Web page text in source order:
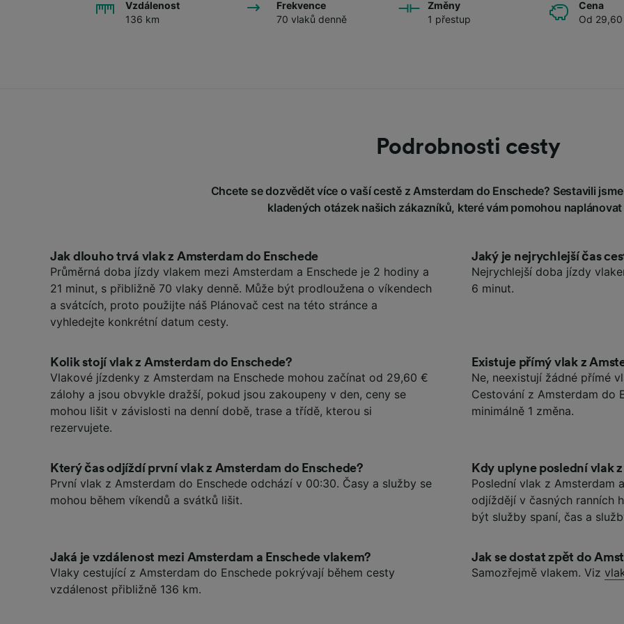
Vzdálenost
136 km
Frekvence
70 vlaků denně
Změny
1 přestup
Cena
Od
Podrobnosti cesty
Chcete se dozvědět více o vaší cestě z Amsterdam do Enschede? Sestavili
kladených otázek našich zákazníků, které vám pomohou
Jak dlouho trvá vlak z Amsterdam do Enschede
Průměrná doba jízdy vlakem mezi Amsterdam a Enschede je 2 hodiny a
21 minut, s přibližně 70 vlaky denně. Může být prodloužena o víkendech
a svátcích, proto použijte náš Plánovač cest na této stránce a
vyhledejte konkrétní datum cesty.
Jaký je nejrychlejší čas
Nejrychlejší doba jízdy
6 minut.
Kolik stojí vlak z Amsterdam do Enschede?
Vlakové jízdenky z Amsterdam na Enschede mohou začínat od 29,60 €
zálohy a jsou obvykle dražší, pokud jsou zakoupeny v den, ceny se
mohou lišit v závislosti na denní době, trase a třídě, kterou si
rezervujete.
Existuje přímý vlak z
Ne, neexistují žádné přímé
Cestování z Amsterdam do
minimálně 1 změna.
Který čas odjíždí první vlak z Amsterdam do Enschede?
První vlak z Amsterdam do Enschede odchází v 00:30. Časy a služby se
mohou během víkendů a svátků lišit.
Kdy uplyne poslední vlak
Poslední vlak z Amsterdam
odjíždějí v časných ranních
být služby spaní, čas a
Jaká je vzdálenost mezi Amsterdam a Enschede vlakem?
Vlaky cestující z Amsterdam do Enschede pokrývají během cesty
vzdálenost přibližně 136 km.
Jak se dostat zpět do
Samozřejmě vlakem. Viz